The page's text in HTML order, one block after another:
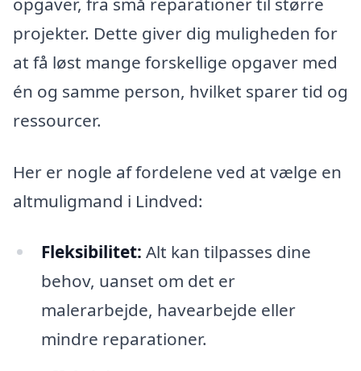
projekter. Dette giver dig muligheden for
at få løst mange forskellige opgaver med
én og samme person, hvilket sparer tid og
ressourcer.
Her er nogle af fordelene ved at vælge en
altmuligmand i Lindved:
Fleksibilitet: Alt kan tilpasses dine
behov, uanset om det er
malerarbejde, havearbejde eller
mindre reparationer.